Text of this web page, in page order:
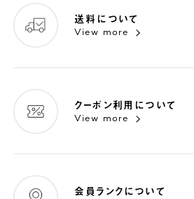
送料について
View more
クーポン利用について
View more
会員ランクについて